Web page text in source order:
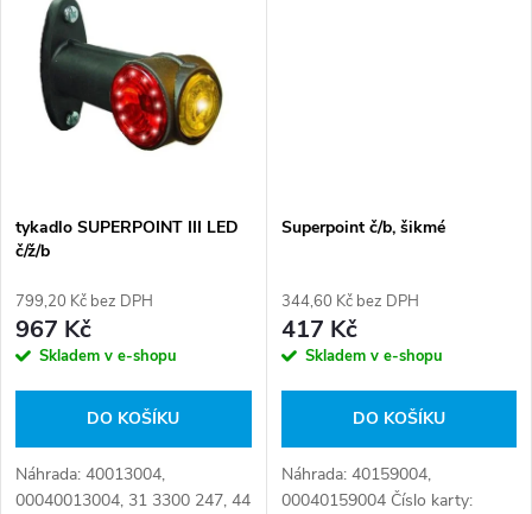
ůů
tykadlo SUPERPOINT III LED
č/ž/b
799,20 Kč bez DPH
967 Kč
Skladem v e-shopu
DO KOŠÍKU
Náhrada: 40013004,
00040013004, 31 3300 247, 44
Superpoint č/b, šikmé
344,60 Kč bez DPH
417 Kč
Skladem v e-shopu
DO KOŠÍKU
Náhrada: 40159004,
00040159004 Číslo karty: